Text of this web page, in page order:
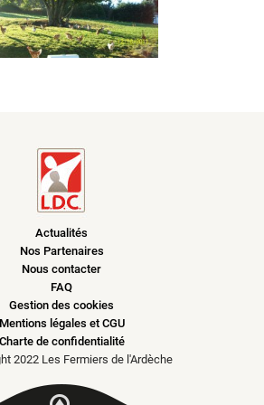
Actualités
Nos Partenaires
Nous contacter
FAQ
Gestion des cookies
Mentions légales et CGU
Charte de confidentialité
2022 Les Fermiers de l'Ardèche